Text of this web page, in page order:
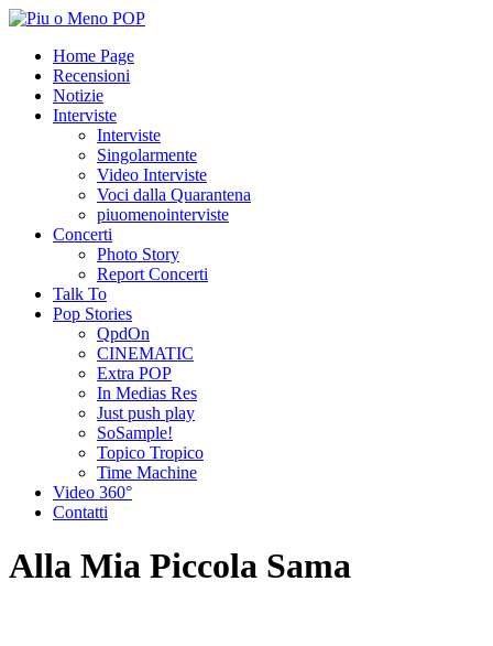
Home Page
Recensioni
Notizie
Interviste
Interviste
Singolarmente
Video Interviste
Voci dalla Quarantena
piuomenointerviste
Concerti
Photo Story
Report Concerti
Talk To
Pop Stories
QpdOn
CINEMATIC
Extra POP
In Medias Res
Just push play
SoSample!
Topico Tropico
Time Machine
Video 360°
Contatti
Alla Mia Piccola Sama